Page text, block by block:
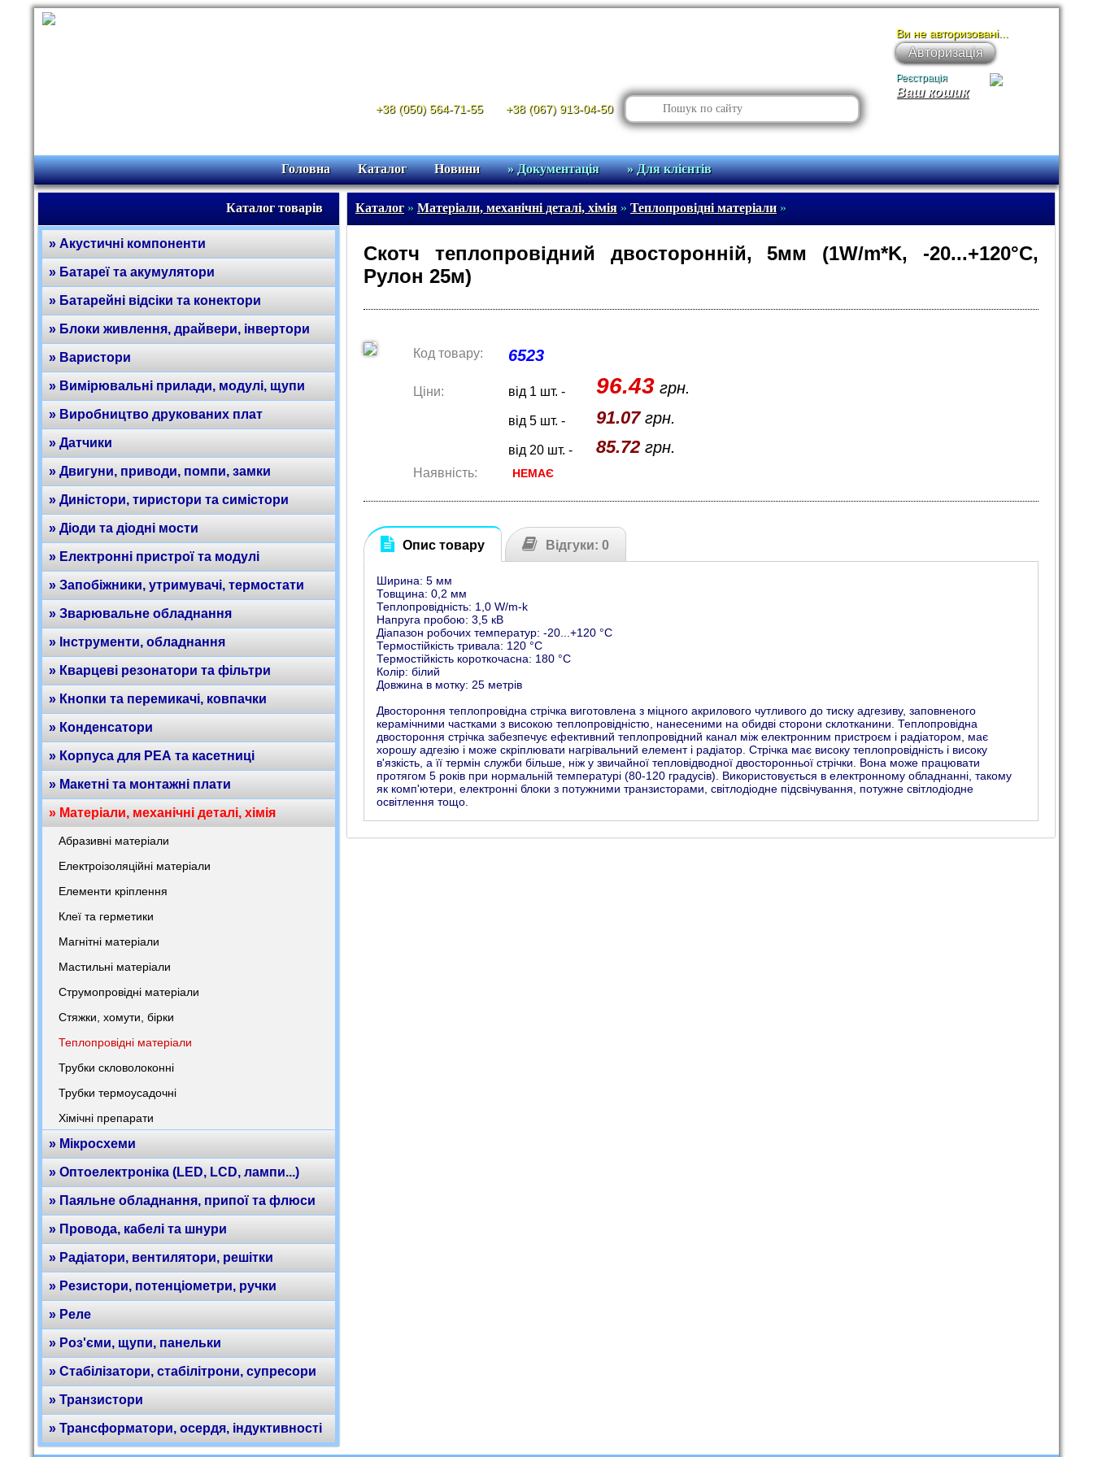
+38 (050) 564-71-55 +38 (067) 913-04-50
Ваш кошик
Ви не авторизовані...
Авторизація
Реєстрація
Головна Каталог Новини » Документація » Для клієнтів
Каталог товарів
» Акустичні компоненти
» Батареї та акумулятори
» Батарейні відсіки та конектори
» Блоки живлення, драйвери, інвертори
» Варистори
» Вимірювальні прилади, модулі, щупи
» Виробництво друкованих плат
» Датчики
» Двигуни, приводи, помпи, замки
» Диністори, тиристори та симістори
» Діоди та діодні мости
» Електронні пристрої та модулі
» Запобіжники, утримувачі, термостати
» Зварювальне обладнання
» Інструменти, обладнання
» Кварцеві резонатори та фільтри
» Кнопки та перемикачі, ковпачки
» Конденсатори
» Корпуса для РЕА та касетниці
» Макетні та монтажні плати
» Матеріали, механічні деталі, хімія
Абразивні матеріали
Електроізоляційні матеріали
Елементи кріплення
Клеї та герметики
Магнітні матеріали
Мастильні матеріали
Струмопровідні матеріали
Стяжки, хомути, бірки
Теплопровідні матеріали
Трубки скловолоконні
Трубки термоусадочні
Хімічні препарати
» Мікросхеми
» Оптоелектроніка (LED, LCD, лампи...)
» Паяльне обладнання, припої та флюси
» Провода, кабелі та шнури
» Радіатори, вентилятори, решітки
» Резистори, потенціометри, ручки
» Реле
» Роз'єми, щупи, панельки
» Стабілізатори, стабілітрони, супресори
» Транзистори
» Трансформатори, осердя, індуктивності
Каталог» Матеріали, механічні деталі, хімія» Теплопровідні матеріали»
Скотч теплопровідний двосторонній, 5мм (1W/m*K, -20...+120°C,
Рулон 25м)
Код товару: 6523
Ціни: від 1 шт. - 96.43 грн.
від 5 шт. - 91.07грн.
від 20 шт. - 85.72 грн.
Наявність: НЕМАЄ
Опис товару Відгуки: 0
Ширина: 5 мм
Товщина: 0,2 мм
Теплопровідність: 1,0 W/m-k
Напруга пробою: 3,5 кВ
Діапазон робочих температур: -20...+120 °C
Термостійкість тривала: 120 °C
Термостійкість короткочасна: 180 °C
Колір: білий
Довжина в мотку: 25 метрів
Двостороння теплопровідна стрічка виготовлена з міцного акрилового чутливого до тиску адгезиву, заповненого
керамічними частками з високою теплопровідністю, нанесеними на обидві сторони склотканини. Теплопровідна
двостороння стрічка забезпечує ефективний теплопровідний канал між електронним пристроєм і радіатором, має
хорошу адгезію і може скріплювати нагрівальний елемент і радіатор. Стрічка має високу теплопровідність і високу
в'язкість, а її термін служби більше, ніж у звичайної тепловідводної двосторонньої стрічки. Вона може працювати
протягом 5 років при нормальній температурі (80-120 градусів). Використовується в електронному обладнанні, такому
як комп'ютери, електронні блоки з потужними транзисторами, світлодіодне підсвічування, потужне світлодіодне
освітлення тощо.